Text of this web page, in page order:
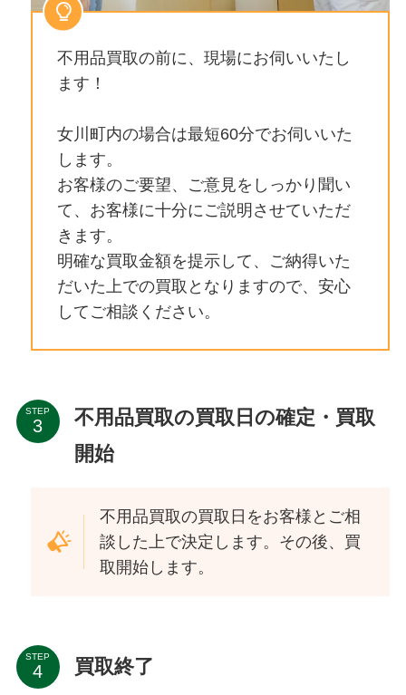
不用品買取の前に、現場にお伺いいたし
ます！
女川町内の場合は最短60分でお伺いいた
します。
お客様のご要望、ご意見をしっかり聞い
て、お客様に十分にご説明させていただ
きます。
明確な買取金額を提示して、ご納得いた
だいた上での買取となりますので、安心
してご相談ください。
STEP
不用品買取の買取日の確定・買取
開始
不用品買取の買取日をお客様とご相
談した上で決定します。その後、買
取開始します。
STEP 買取終了